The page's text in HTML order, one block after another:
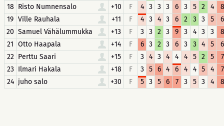
18 Risto Numnensalo +10 F 4 3 3 3 6 3 5 2 4
8
19 Ville Rauhala +11 F 4 3 4 3 6 2 3 3 5
6
20 Samuel Vähälummukka +13 F 3 3 2 3 9 3 4 3 3
8
21 Otto Haapala +14 F 6 3 2 3 6 3 3 4 5
6
22 Perttu Saari +15 F 3 4 3 4 4 4 5 2 5
7
23 Ilmari Hakala +18 F 3 5 6 4 6 4 4 5 4
7
24 juho salo +30 F 5 3 5 6 7 3 5 3 4 8